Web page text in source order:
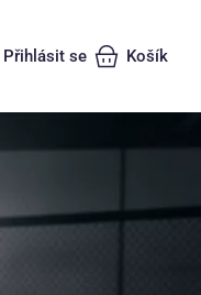
Přihlásit se Košík